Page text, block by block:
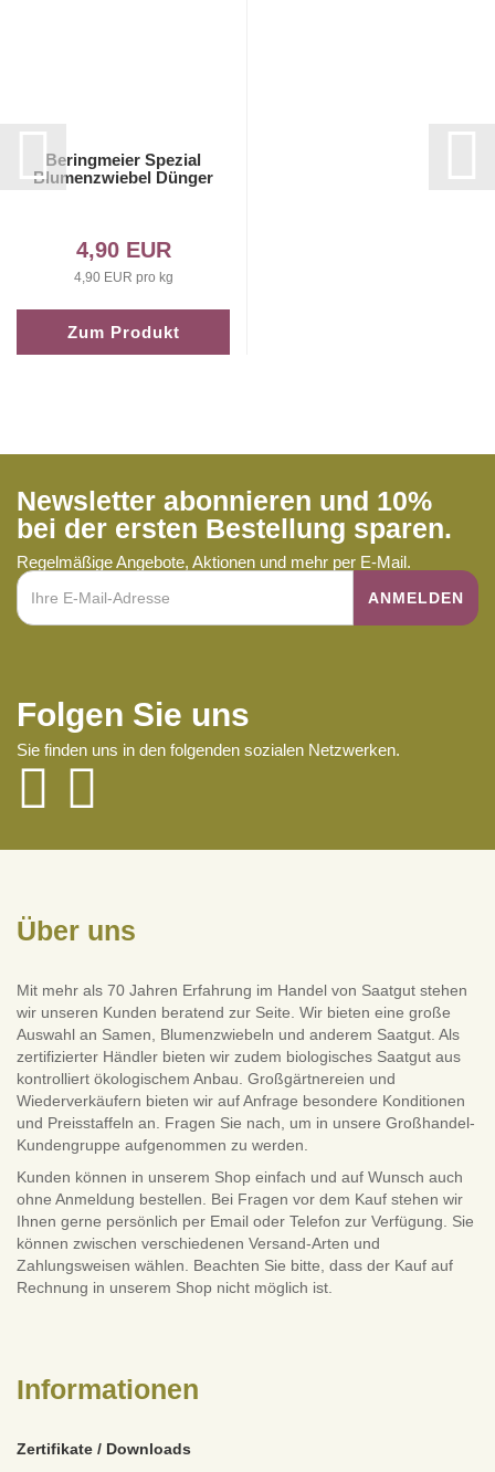
Beringmeier Spezial
Blumenzwiebel Dünger
4,90 EUR
4,90 EUR pro kg
Zum Produkt
Newsletter abonnieren und 10%
bei der ersten Bestellung sparen.
Regelmäßige Angebote, Aktionen und mehr per E-Mail.
Folgen Sie uns
Sie finden uns in den folgenden sozialen Netzwerken.
Über uns
Mit mehr als 70 Jahren Erfahrung im Handel von Saatgut stehen
wir unseren Kunden beratend zur Seite. Wir bieten eine große
Auswahl an Samen, Blumenzwiebeln und anderem Saatgut. Als
zertifizierter Händler bieten wir zudem biologisches Saatgut aus
kontrolliert ökologischem Anbau. Großgärtnereien und
Wiederverkäufern bieten wir auf Anfrage besondere Konditionen
und Preisstaffeln an. Fragen Sie nach, um in unsere Großhandel-
Kundengruppe aufgenommen zu werden.
Kunden können in unserem Shop einfach und auf Wunsch auch
ohne Anmeldung bestellen. Bei Fragen vor dem Kauf stehen wir
Ihnen gerne persönlich per Email oder Telefon zur Verfügung. Sie
können zwischen verschiedenen Versand-Arten und
Zahlungsweisen wählen. Beachten Sie bitte, dass der Kauf auf
Rechnung in unserem Shop nicht möglich ist.
Informationen
Zertifikate / Downloads